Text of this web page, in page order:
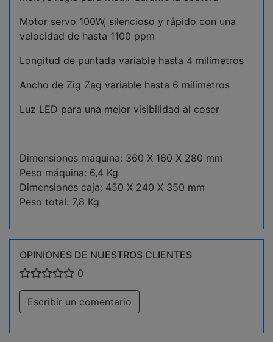
Motor servo 100W, silencioso y rápido con una
velocidad de hasta 1100 ppm
Longitud de puntada variable hasta 4 milímetros
Ancho de Zig Zag variable hasta 6 milímetros
Luz LED para una mejor visibilidad al coser
Dimensiones máquina: 360 X 160 X 280 mm
Peso máquina: 6,4 Kg
Dimensiones caja: 450 X 240 X 350 mm
Peso total: 7,8 Kg
OPINIONES DE NUESTROS CLIENTES
0
Escribir un comentario